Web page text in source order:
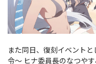
また同日、復刻イベント
令～ ヒナ委員長のなつや